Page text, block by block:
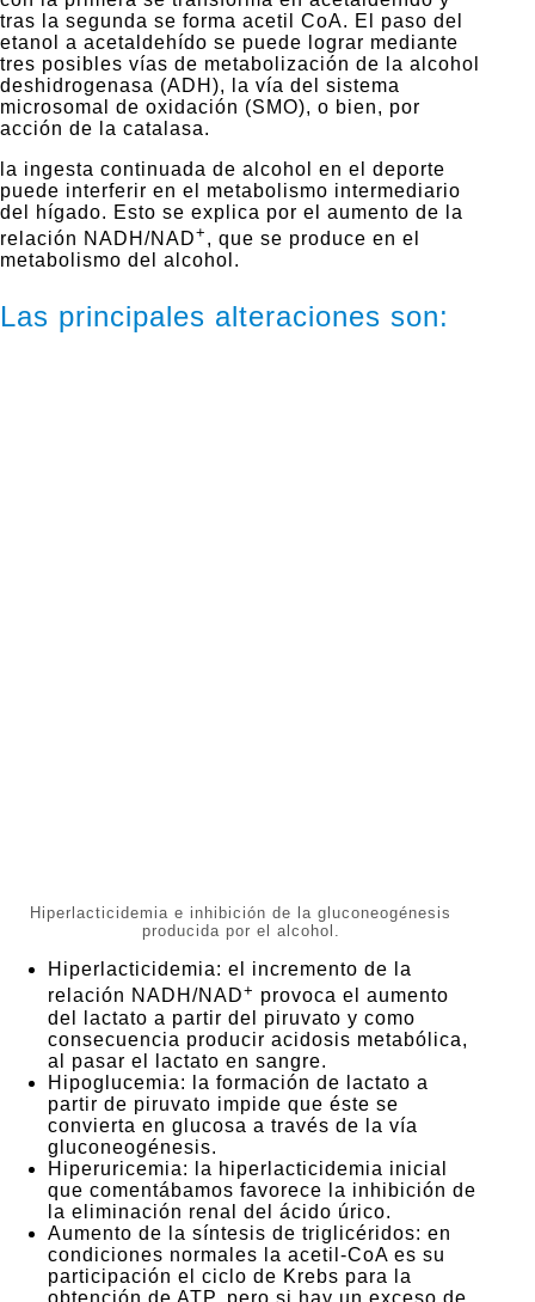
tras la segunda se forma acetil CoA. El paso del
etanol a acetaldehído se puede lograr mediante
tres posibles vías de metabolización de la alcohol
deshidrogenasa (ADH), la vía del sistema
microsomal de oxidación (SMO), o bien, por
acción de la catalasa.
la ingesta continuada de alcohol en el deporte
puede interferir en el metabolismo intermediario
del hígado. Esto se explica por el aumento de la
relación NADH/NAD+ , que se produce en el
metabolismo del alcohol.
Las principales alteraciones son:
Hiperlacticidemia e inhibición de la gluconeogénesis
producida por el alcohol.
Hiperlacticidemia: el incremento de la
relación NADH/NAD+ provoca el aumento
del lactato a partir del piruvato y como
consecuencia producir acidosis metabólica,
al pasar el lactato en sangre.
Hipoglucemia: la formación de lactato a
partir de piruvato impide que éste se
convierta en glucosa a través de la vía
gluconeogénesis.
Hiperuricemia: la hiperlacticidemia inicial
que comentábamos favorece la inhibición de
la eliminación renal del ácido úrico.
Aumento de la síntesis de triglicéridos: en
condiciones normales la acetil-CoA es su
participación el ciclo de Krebs para la
obtención de ATP, pero si hay un exceso de